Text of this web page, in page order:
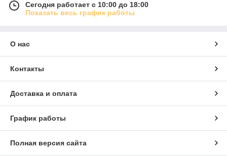
Сегодня работает с 10:00 до 18:00
Показать весь график работы
О нас
Контакты
Доставка и оплата
График работы
Полная версия сайта